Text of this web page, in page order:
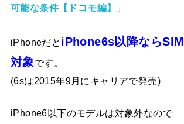
可能な条件【ドコモ編】
」
iPhoneだと iPhone6s以降なら
対象です。
(6sは2015年9月にキャリアで発売)
iPhone6以下のモデルは対象外なので